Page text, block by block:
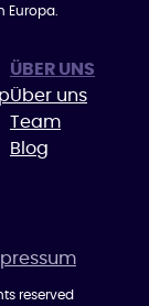
Europa.
ÜBER UNS
Über uns
Team
Blog
reserved